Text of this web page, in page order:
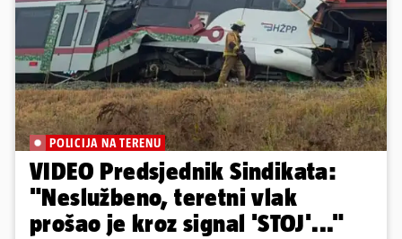
POLICIJA NA TERENU
VIDEO Predsjednik Sindikata:
"Neslužbeno, teretni vlak
prošao je kroz signal 'STOJ'..."